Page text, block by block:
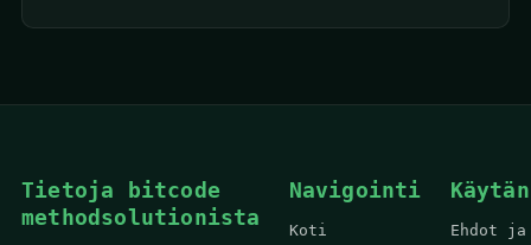
Tietoja bitcode
methodsolutionista
Navigointi
Koti
Ehdot ja